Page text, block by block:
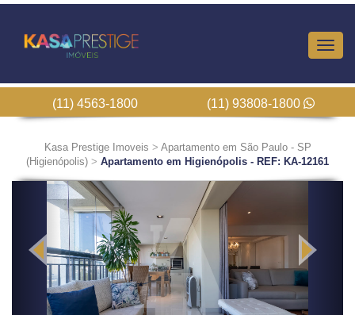
(11) 4563-1800 (11) 93808-1800
Kasa Prestige Imoveis > Apartamento em São Paulo - SP
(Higienópolis) > Apartamento em Higienópolis - REF: KA-12161
Previous